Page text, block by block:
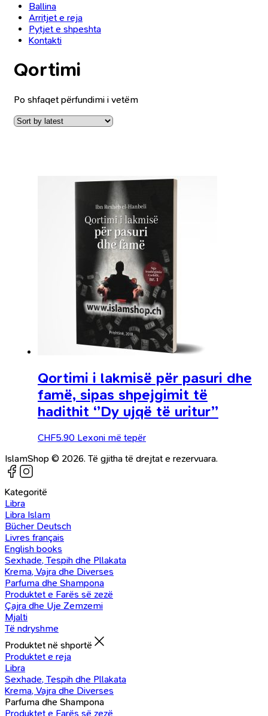
Ballina
Arritjet e reja
Pytjet e shpeshta
Kontakti
Qortimi
Po shfaqet përfundimi i vetëm
Qortimi i lakmisë për pasuri dhe
famë, sipas shpejgimit të
hadithit ‘’Dy ujqë të uritur’’
CHF5.90 Lexoni më tepër
IslamShop © 2026. Të gjitha të drejtat e rezervuara.
Kategoritë
Libra
Libra Islam
Bücher Deutsch
Livres français
English books
Sexhade, Tespih dhe Pllakata
Krema, Vajra dhe Diverses
Parfuma dhe Shampona
Produktet e Farës së zezë
Çajra dhe Uje Zemzemi
Mjalti
Të ndryshme
Produktet në shportë
Produktet e reja
Libra
Sexhade, Tespih dhe Pllakata
Krema, Vajra dhe Diverses
Parfuma dhe Shampona
Produktet e Farës së zezë